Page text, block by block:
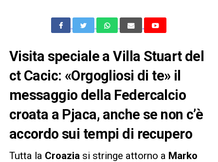
Visita speciale a Villa Stuart del
ct Cacic: «Orgogliosi di te» il
messaggio della Federcalcio
croata a Pjaca, anche se non c’è
accordo sui tempi di recupero
Tutta la Croazia si stringe attorno a Marko